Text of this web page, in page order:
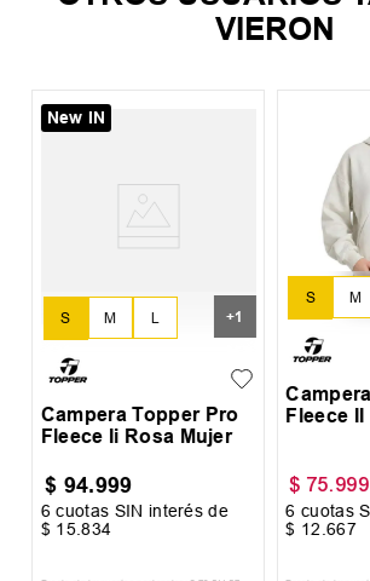
VIERON
New IN
S L
M
XL
+1
Campera Topper Pro
Fleece Ii Rosa Mujer
$ 94.999
6 cuotas SIN interés de
$ 15.834
S M
XL
Fleece II
$ 75.999
6 cuotas
$ 12.667